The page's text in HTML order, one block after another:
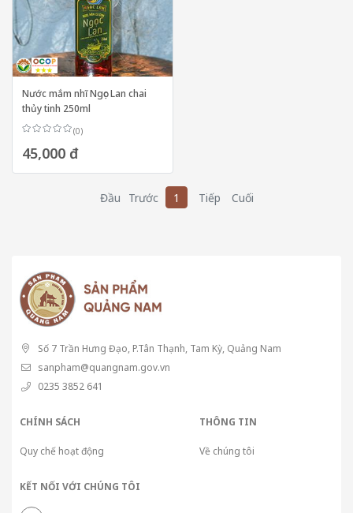
Nước mắm nhĩ Ngọc Lan chai
thủy tinh 250ml
(0)
45,000 đ
Đầu Trước 1 Tiếp Cuối
Số 7 Trần Hưng Đạo, P.Tân Thạnh, Tam Kỳ, Quảng Nam
sanpham@quangnam.gov.vn
0235 3852 641
CHÍNH SÁCH
Quy chế hoạt động
THÔNG TIN
Về chúng tôi
KẾT NỐI VỚI CHÚNG TÔI